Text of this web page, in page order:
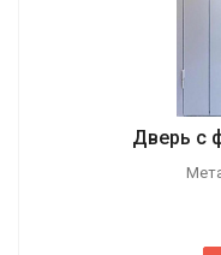
Дверь с